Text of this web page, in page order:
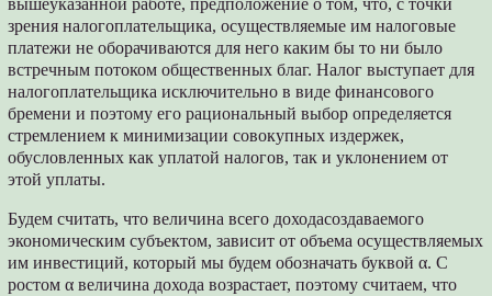
вышеуказанной работе, предположение о том, что, с точки
зрения налогоплательщика, осуществляемые им налоговые
платежи не оборачиваются для него каким бы то ни было
встречным потоком общественных благ. Налог выступает для
налогоплательщика исключительно в виде финансового
бремени и поэтому его рациональный выбор определяется
стремлением к минимизации совокупных издержек,
обусловленных как уплатой налогов, так и уклонением от
этой уплаты.
Будем считать, что величина всего доходасоздаваемого
экономическим субъектом, зависит от объема осуществляемых
им инвестиций, который мы будем обозначать буквой α. С
ростом α величина дохода возрастает, поэтому считаем, что